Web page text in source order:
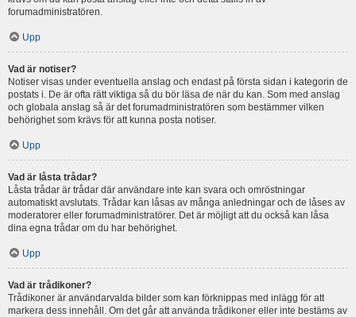
forumadministratören.
Upp
Vad är notiser?
Notiser visas under eventuella anslag och endast på första sidan i kategorin de
postats i. De är ofta rätt viktiga så du bör läsa de när du kan. Som med anslag
och globala anslag så är det forumadministratören som bestämmer vilken
behörighet som krävs för att kunna posta notiser.
Upp
Vad är låsta trådar?
Låsta trådar är trådar där användare inte kan svara och omröstningar
automatiskt avslutats. Trådar kan låsas av många anledningar och de låses av
moderatorer eller forumadministratörer. Det är möjligt att du också kan låsa
dina egna trådar om du har behörighet.
Upp
Vad är trådikoner?
Trådikoner är användarvalda bilder som kan förknippas med inlägg för att
markera dess innehåll. Om det går att använda trådikoner eller inte bestäms av